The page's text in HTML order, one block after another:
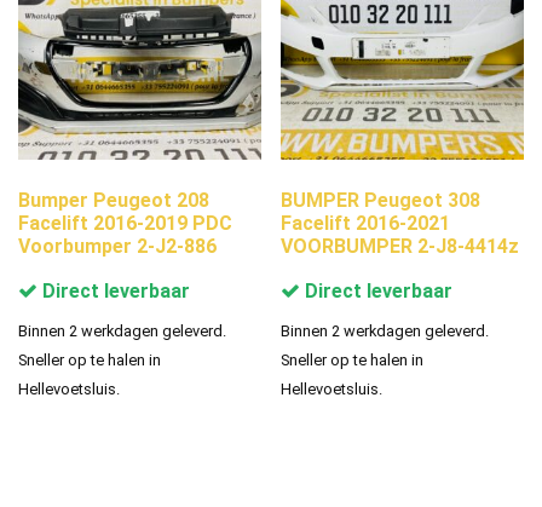
Bumper Peugeot 208
Facelift 2016-2019 PDC
Voorbumper 2-J2-886
Direct leverbaar
Binnen 2 werkdagen geleverd.
Sneller op te halen in
Hellevoetsluis.
BUMPER Peugeot 308
Facelift 2016-2021
VOORBUMPER 2-J8-4414z
Direct leverbaar
Binnen 2 werkdagen geleverd.
Sneller op te halen in
Hellevoetsluis.